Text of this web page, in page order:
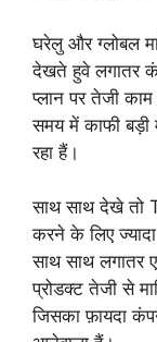
घरेलु और ग्लोबल
देखते हुवे लगातर
प्लान पर तेजी
समय में काफी बड़ी
रहा हैं।
साथ साथ देखे तो
करने के लिए
साथ साथ लगातर
प्रोडक्ट तेजी से
जिसका फ़ायदा